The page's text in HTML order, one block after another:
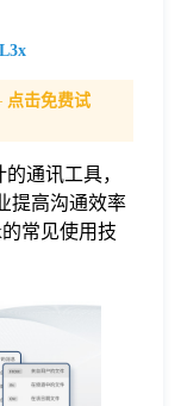
点击免费试
通讯工具，
提高沟通效率
常见使用技